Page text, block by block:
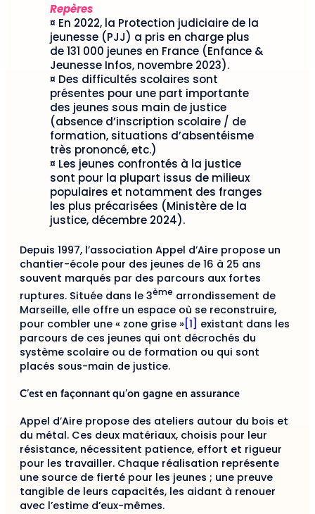
Repères
¤ En 2022, la Protection judiciaire de la
jeunesse (PJJ) a pris en charge plus
de 131 000 jeunes en France (Enfance &
Jeunesse Infos, novembre 2023).
¤ Des difficultés scolaires sont
présentes pour une part importante
des jeunes sous main de justice
(absence d’inscription scolaire / de
formation, situations d’absentéisme
très prononcé, etc.)
¤ Les jeunes confrontés à la justice
sont pour la plupart issus de milieux
populaires et notamment des franges
les plus précarisées (Ministère de la
justice, décembre 2024).
Depuis 1997, l’association Appel d’Aire propose un
chantier-école pour des jeunes de 16 à 25 ans
souvent marqués par des parcours aux fortes
ruptures. Située dans le 3ème arrondissement de
Marseille, elle offre un espace où se reconstruire,
pour combler une « zone grise »[1] existant dans les
parcours de ces jeunes qui ont décrochés du
système scolaire ou de formation ou qui sont
placés sous-main de justice.
C’est en façonnant qu’on gagne en assurance
Appel d’Aire propose des ateliers autour du bois et
du métal. Ces deux matériaux, choisis pour leur
résistance, nécessitent patience, effort et rigueur
pour les travailler. Chaque réalisation représente
une source de fierté pour les jeunes ; une preuve
tangible de leurs capacités, les aidant à renouer
avec l’estime d’eux-mêmes.